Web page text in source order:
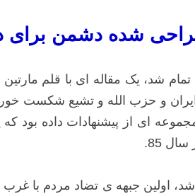
شده دشمن برای
روزه تمام شد، یک مقاله ای با
ایران و حزب الله و تشیع شکست
مجموعه ای از پیشنهادات داده
85.
اولین جبهه ی تضاد مردم با